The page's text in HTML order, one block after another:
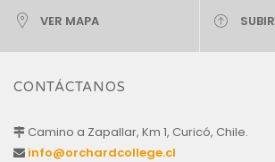
VER MAPA SUBIR
CONTÁCTANOS
Camino a Zapallar, Km 1, Curicó, Chile.
info@orchardcollege.cl